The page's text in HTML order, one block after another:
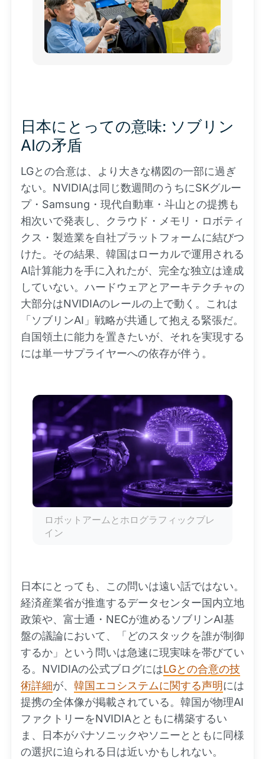
日本にとっての意味: ソブリン
AIの矛盾
LGとの合意は、より大きな構図の一部に過ぎ
ない。NVIDIAは同じ数週間のうちにSKグルー
プ・Samsung・現代自動車・斗山との提携も
相次いで発表し、クラウド・メモリ・ロボティ
クス・製造業を自社プラットフォームに結びつ
けた。その結果、韓国はローカルで運用される
AI計算能力を手に入れたが、完全な独立は達成
していない。ハードウェアとアーキテクチャの
大部分はNVIDIAのレールの上で動く。これは
「ソブリンAI」戦略が共通して抱える緊張だ。
自国領土に能力を置きたいが、それを実現する
には単一サプライヤーへの依存が伴う。
ロボットアームとホログラフィックブレ
イン
日本にとっても、この問いは遠い話ではない。
経済産業省が推進するデータセンター国内立地
政策や、富士通・NECが進めるソブリンAI基
盤の議論において、「どのスタックを誰が制御
するか」という問いは急速に現実味を帯びてい
る。NVIDIAの公式ブログにはLGとの合意の技
術詳細が、 韓国エコシステムに関する声明には
提携の全体像が掲載されている。韓国が物理AI
ファクトリーをNVIDIAとともに構築するい
ま、日本がパナソニックやソニーとともに同様
の選択に迫られる日は近いかもしれない。